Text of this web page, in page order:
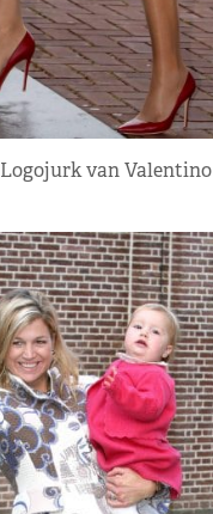
Logojurk van Valentino